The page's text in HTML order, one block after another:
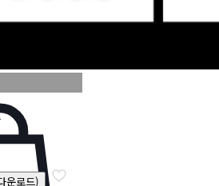
운로드)